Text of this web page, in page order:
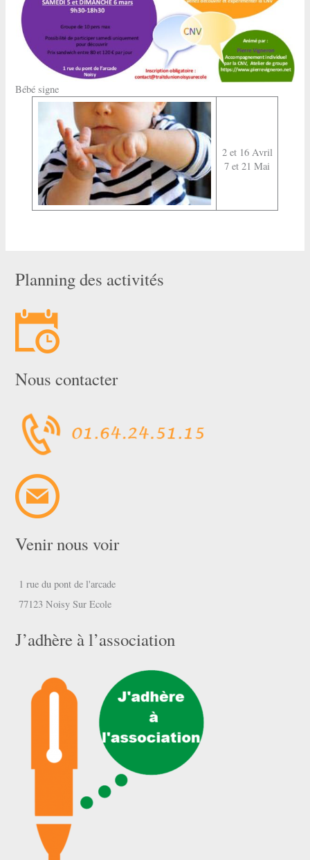
Bébé signe
2 et 16 Avril
7 et 21 Mai
Planning des activités
Nous contacter
Venir nous voir
1 rue du pont de l'arcade
77123 Noisy Sur Ecole
J’adhère à l’association